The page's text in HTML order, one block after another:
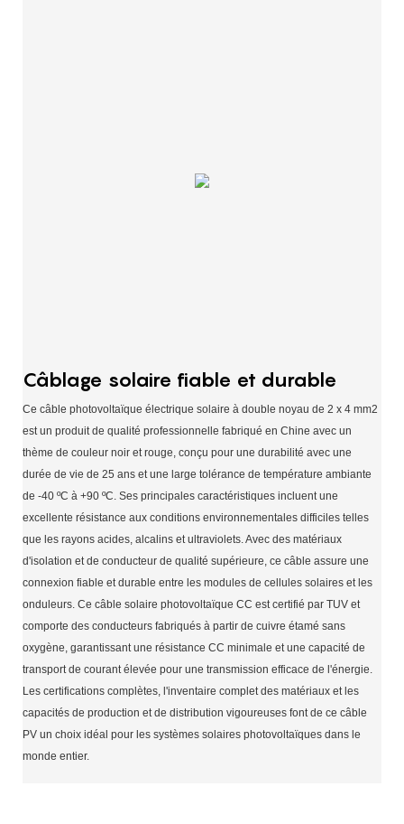
Câblage solaire fiable et durable
Ce câble photovoltaïque électrique solaire à double noyau de 2 x 4 mm2
est un produit de qualité professionnelle fabriqué en Chine avec un
thème de couleur noir et rouge, conçu pour une durabilité avec une
durée de vie de 25 ans et une large tolérance de température ambiante
de -40 ºC à +90 ºC. Ses principales caractéristiques incluent une
excellente résistance aux conditions environnementales difficiles telles
que les rayons acides, alcalins et ultraviolets. Avec des matériaux
d'isolation et de conducteur de qualité supérieure, ce câble assure une
connexion fiable et durable entre les modules de cellules solaires et les
onduleurs. Ce câble solaire photovoltaïque CC est certifié par TUV et
comporte des conducteurs fabriqués à partir de cuivre étamé sans
oxygène, garantissant une résistance CC minimale et une capacité de
transport de courant élevée pour une transmission efficace de l'énergie.
Les certifications complètes, l'inventaire complet des matériaux et les
capacités de production et de distribution vigoureuses font de ce câble
PV un choix idéal pour les systèmes solaires photovoltaïques dans le
monde entier.